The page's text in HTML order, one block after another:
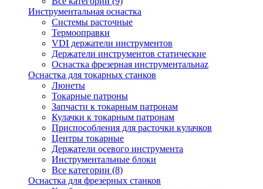
Инструментальная оснастка
Системы расточные
Термооправки
VDI держатели инструментов
Держатели инструментов статические
Оснастка фрезерная инструментальнаz
Оснастка для токарных станков
Люнеты
Токарные патроны
Запчасти к токарным патронам
Кулачки к токарным патронам
Приспособления для расточки кулачков
Центры токарные
Держатели осевого инструмента
Инструментальные блоки
Все категории (8)
Оснастка для фрезерных станков